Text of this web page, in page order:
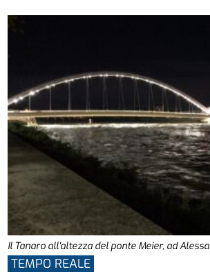
Il Tanaro all'altezza del ponte Meier, ad
TEMPO REALE